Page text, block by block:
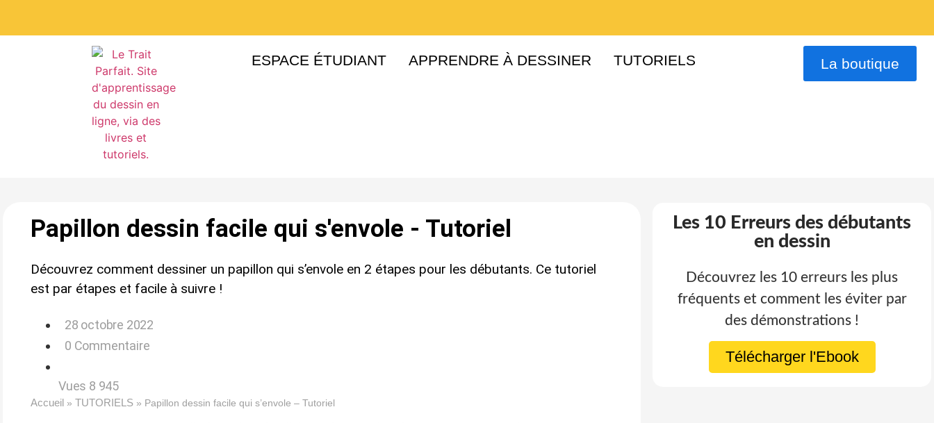
ESPACE ÉTUDIANT APPRENDRE À DESSINER TUTORIELS La boutique
Papillon dessin facile qui s'envole - Tutoriel
Découvrez comment dessiner un papillon qui s’envole en 2 étapes pour les débutants. Ce tutoriel
est par étapes et facile à suivre !
28 octobre 2022
0 Commentaire
Vues 8 945
Accueil » TUTORIELS » Papillon dessin facile qui s’envole – Tutoriel
Les 10 Erreurs des débutants
en dessin
Découvrez les 10 erreurs les plus
fréquents et comment les éviter par
des démonstrations !
Télécharger l'Ebook